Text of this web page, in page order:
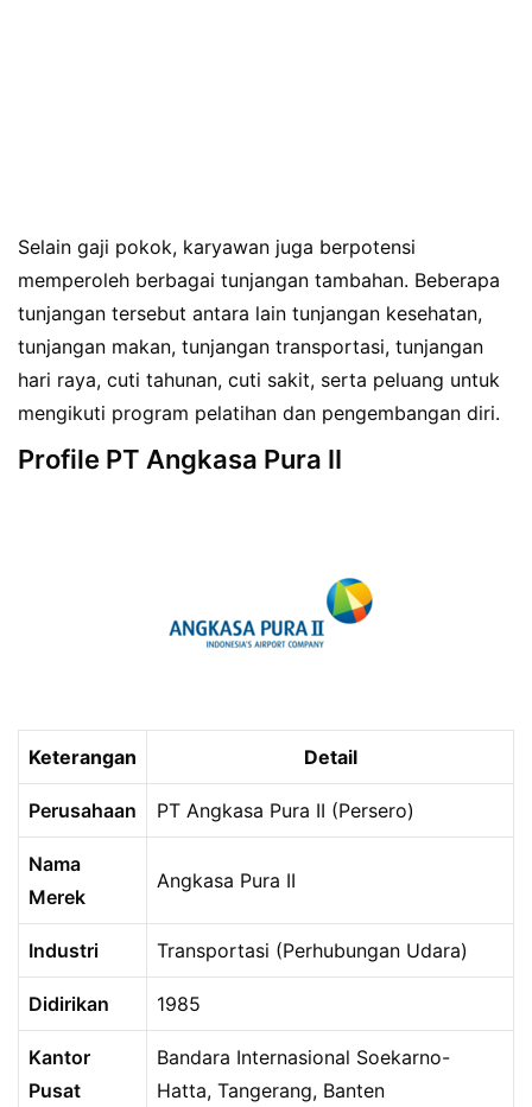
Selain gaji pokok, karyawan juga berpotensi
memperoleh berbagai tunjangan tambahan. Beberapa
tunjangan tersebut antara lain tunjangan kesehatan,
tunjangan makan, tunjangan transportasi, tunjangan
hari raya, cuti tahunan, cuti sakit, serta peluang untuk
mengikuti program pelatihan dan pengembangan diri.
Profile PT Angkasa Pura II
Keterangan Detail
Perusahaan PT Angkasa Pura II (Persero)
Nama
Merek
Angkasa Pura II
Industri Transportasi (Perhubungan Udara)
Didirikan 1985
Kantor
Pusat
Bandara Internasional Soekarno-
Hatta, Tangerang, Banten